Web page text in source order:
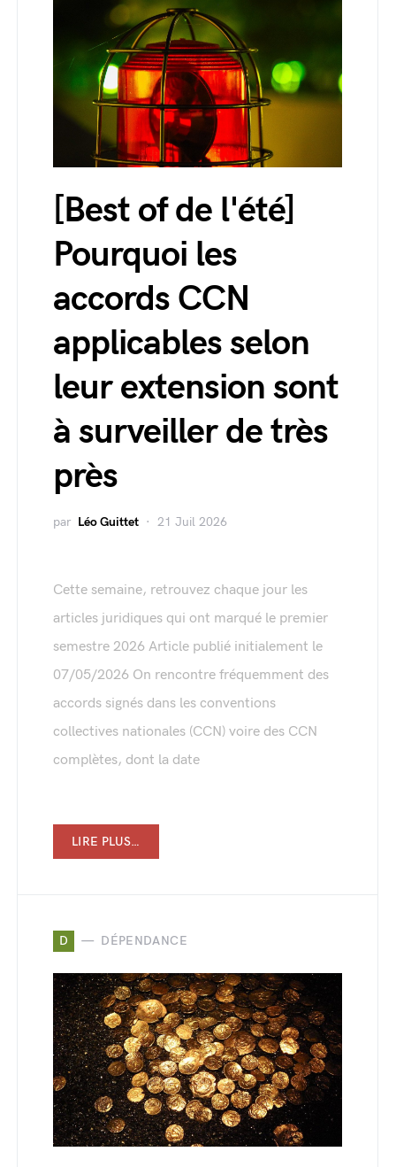
[Best of de l'été]
Pourquoi les
accords CCN
applicables selon
leur extension sont
à surveiller de très
près
par Léo Guittet 21 Juil 2026
Cette semaine, retrouvez chaque jour les
articles juridiques qui ont marqué le premier
semestre 2026 Article publié initialement le
07/05/2026 On rencontre fréquemment des
accords signés dans les conventions
collectives nationales (CCN) voire des CCN
complètes, dont la date
LIRE PLUS…
D DÉPENDANCE